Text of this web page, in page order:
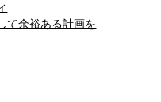
て余裕ある計画を